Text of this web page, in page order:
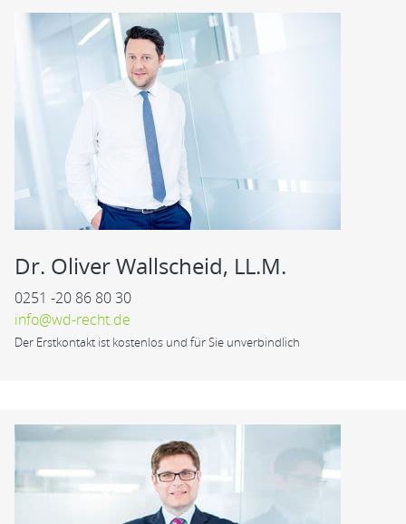
Dr. Oliver Wallscheid, LL.M.
0251 -20 86 80 30
info@wd-recht.de
Der Erstkontakt ist kostenlos und für Sie unverbindlich